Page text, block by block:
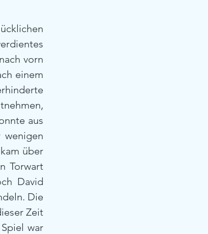
vorn
einem
aus
über
Torwart
David
Die
Zeit
war